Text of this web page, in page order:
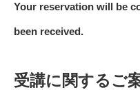
Your reservation will be
been received.
受講に関するご